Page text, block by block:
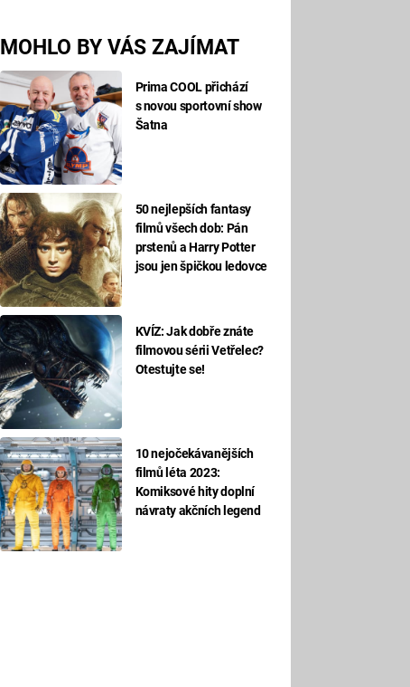
MOHLO BY VÁS ZAJÍMAT
Prima COOL přichází
s novou sportovní show
Šatna
50 nejlepších fantasy
filmů všech dob: Pán
prstenů a Harry Potter
jsou jen špičkou ledovce
KVÍZ: Jak dobře znáte
filmovou sérii Vetřelec?
Otestujte se!
10 nejočekávanějších
filmů léta 2023:
Komiksové hity doplní
návraty akčních legend